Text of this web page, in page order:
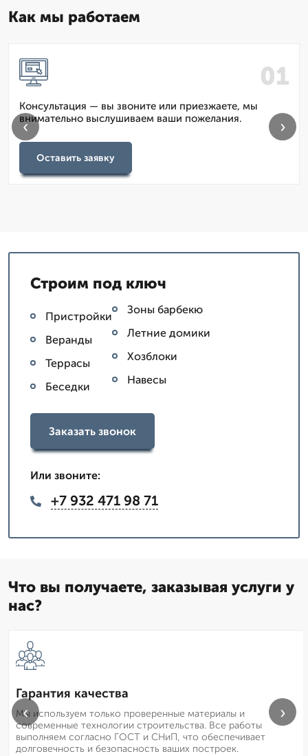
Как мы работаем
Консультация — вы звоните или приезжаете, мы
внимательно выслушиваем ваши пожелания.
Оставить заявку
‹ ›
Строим под ключ
Пристройки
Веранды
Террасы
Беседки
Зоны барбекю
Летние домики
Хозблоки
Навесы
Заказать звонок
Или звоните:
+7 932 471 98 71
Что вы получаете, заказывая услуги у
нас?
Гарантия качества
Мы используем только проверенные материалы и
современные технологии строительства. Все работы
выполняем согласно ГОСТ и СНиП, что обеспечивает
долговечность и безопасность ваших построек.
‹ ›